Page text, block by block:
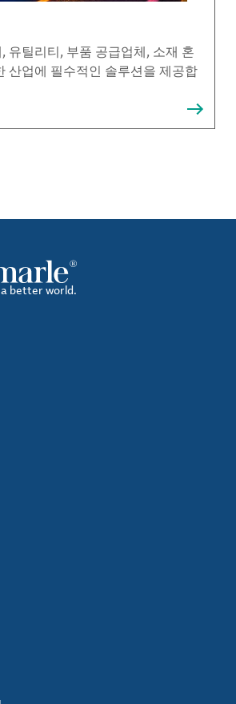
유틸리티, 부품 공급업체, 소재 혼
산업에 필수적인 솔루션을 제공합
better world.